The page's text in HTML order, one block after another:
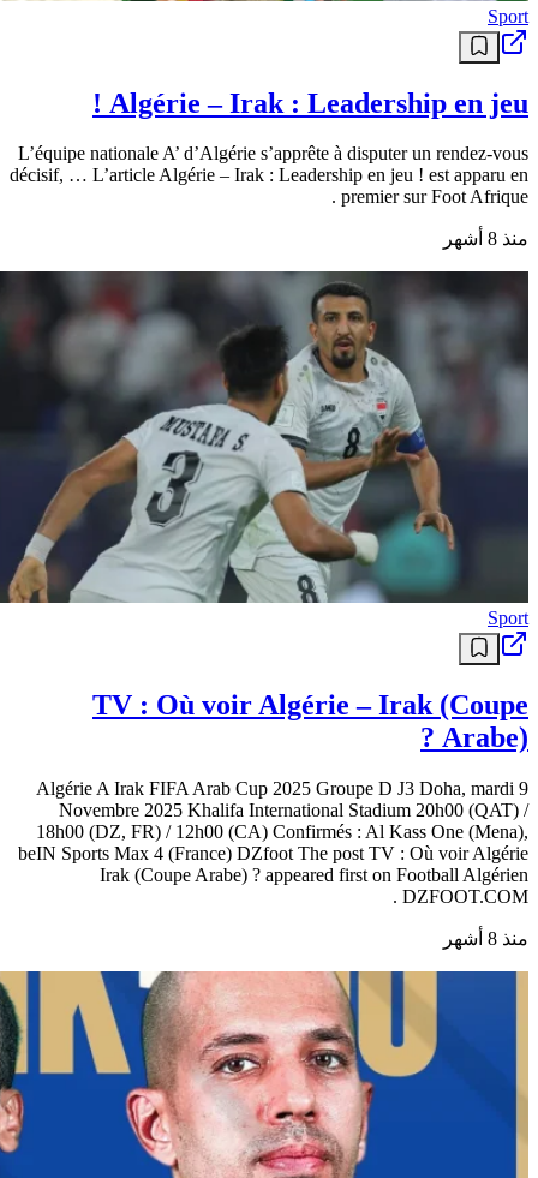
Sport
Algérie – Irak : Leadership en jeu !
L’équipe nationale A’ d’Algérie s’apprête à disputer un rendez-vous
décisif, … L’article Algérie – Irak : Leadership en jeu ! est apparu en
premier sur Foot Afrique .
منذ 8 أشهر
Sport
TV : Où voir Algérie – Irak (Coupe
Arabe) ?
Algérie A Irak FIFA Arab Cup 2025 Groupe D J3 Doha, mardi 9
Novembre 2025 Khalifa International Stadium 20h00 (QAT) /
18h00 (DZ, FR) / 12h00 (CA) Confirmés : Al Kass One (Mena),
beIN Sports Max 4 (France) DZfoot The post TV : Où voir Algérie
Irak (Coupe Arabe) ? appeared first on Football Algérien
DZFOOT.COM .
منذ 8 أشهر